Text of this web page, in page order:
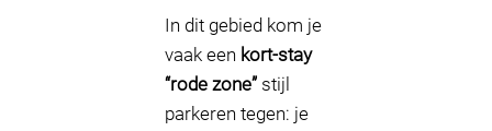
In dit gebied kom je
vaak een kort-stay
“rode zone” stijl
parkeren tegen: je